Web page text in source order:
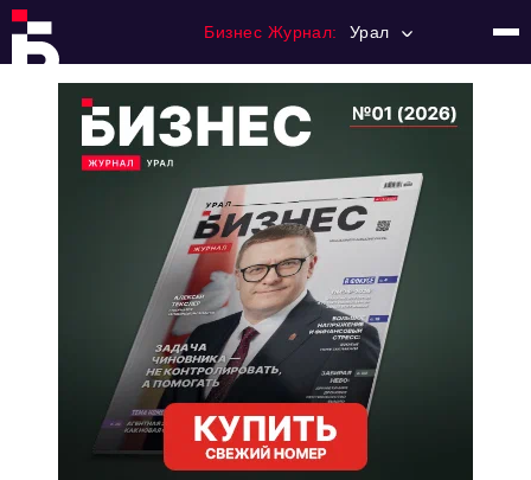
Бизнес Журнал: Урал
Тема номера